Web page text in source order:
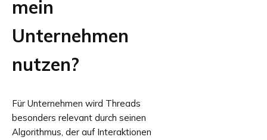
mein
Unternehmen
nutzen?
Für Unternehmen wird Threads
besonders relevant durch seinen
Algorithmus, der auf Interaktionen